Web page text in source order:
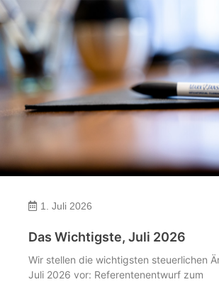
1. Juli 2026
Das Wichtigste, Juli 2026
Wir stellen die wichtigsten steuerlichen
Juli 2026 vor: Referentenentwurf zum